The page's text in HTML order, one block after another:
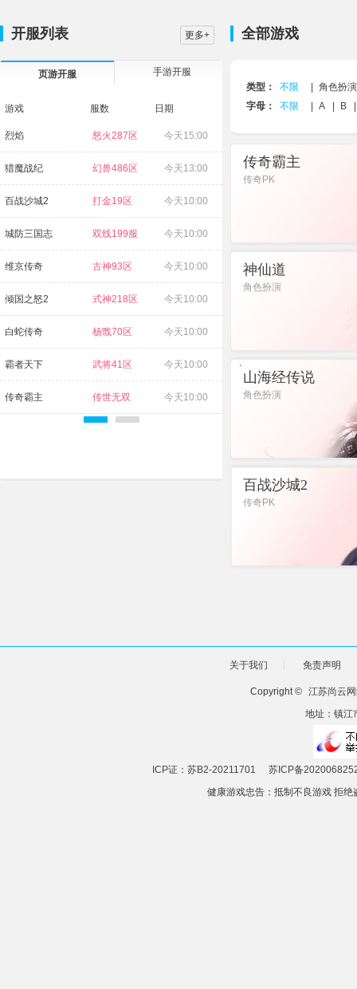
开服列表 更多+
页游开服 手游开服
游戏 服数 日期
烈焰 怒火287区 今天15:00
猎魔战纪 幻兽486区 今天13:00
百战沙城2 打金19区 今天10:00
城防三国志 双线199服 今天10:00
维京传奇 古神93区 今天10:00
倾国之怒2 式神218区 今天10:00
白蛇传奇 杨戬70区 今天10:00
霸者天下 武将41区 今天10:00
传奇霸主 传世无双 今天10:00
航海霸业
源战役
全部游戏
类型： 不限
角色扮演
字母：
不限 A B
传奇霸主
传奇PK
进入游戏 礼包
神仙道
角色扮演
进入游戏 礼包
山海经传说
角色扮演
进入游戏 礼包
百战沙城2
传奇PK
关于我们 免责声明
Copyright © 江苏尚云
地址：镇江
ICP证：苏B2-20211701
苏ICP备
健康游戏忠告：抵制不良游戏 拒